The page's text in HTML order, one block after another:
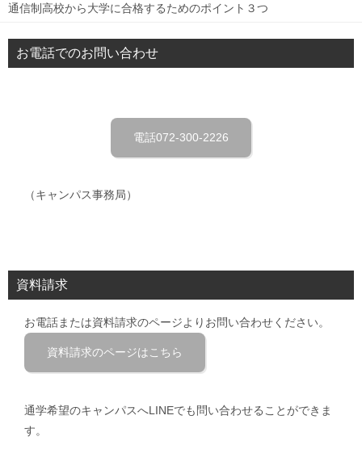
通信制高校から大学に合格するためのポイント３つ
お電話でのお問い合わせ
電話072-300-2226
（キャンパス事務局）
資料請求
お電話または資料請求のページよりお問い合わせください。
資料請求のページはこちら
通学希望のキャンパスへLINEでも問い合わせることができま
す。